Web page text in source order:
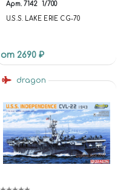
Арт. 7142 1/700
U.S.S. LAKE ERIE CG-70
от 2690 ₽
dragon